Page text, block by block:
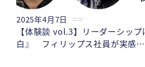
【体験談 vol.3】リーダーシッ
白』 フィリップス社員が実感…
2025年4月7日